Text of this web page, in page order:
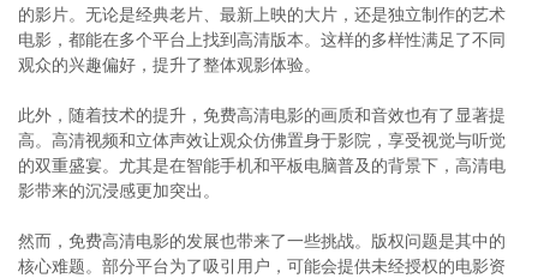
的影片。无论是经典老片、最新上映的大片，还是独立制作的艺术
电影，都能在多个平台上找到高清版本。这样的多样性满足了不同
观众的兴趣偏好，提升了整体观影体验。
此外，随着技术的提升，免费高清电影的画质和音效也有了显著提
高。高清视频和立体声效让观众仿佛置身于影院，享受视觉与听觉
的双重盛宴。尤其是在智能手机和平板电脑普及的背景下，高清电
影带来的沉浸感更加突出。
然而，免费高清电影的发展也带来了一些挑战。版权问题是其中的
核心难题。部分平台为了吸引用户，可能会提供未经授权的电影资